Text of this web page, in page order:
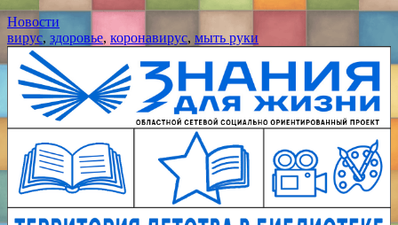
Новости
вирус, здоровье, коронавирус, мыть руки